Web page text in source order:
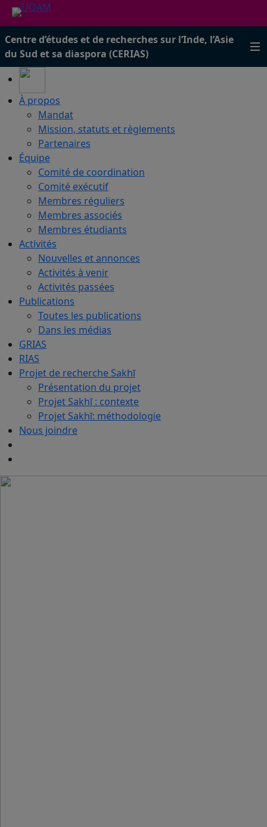
Centre d’études et de recherches sur l’Inde, l’Asie
du Sud et sa diaspora (CERIAS)
À propos
Mandat
Mission, statuts et règlements
Partenaires
Équipe
Comité de coordination
Comité exécutif
Membres réguliers
Membres associés
Membres étudiants
Activités
Nouvelles et annonces
Activités à venir
Activités passées
Publications
Toutes les publications
Dans les médias
GRIAS
RIAS
Projet de recherche Sakhī
Présentation du projet
Projet Sakhī : contexte
Projet Sakhī: méthodologie
Nous joindre